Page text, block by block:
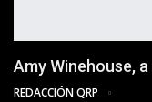
Amy Winehouse, a
REDACCIÓN QRP